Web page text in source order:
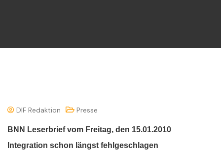
DIF Redaktion Presse
BNN Leserbrief vom Freitag, den 15.01.2010
Integration schon längst fehlgeschlagen